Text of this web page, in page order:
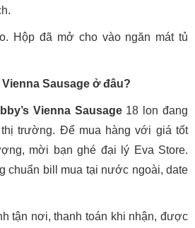
Hộp đã mở cho vào ngăn mát tủ
Vienna Sausage ở đâu?
Vienna Sausage 18 lon đang
trường. Để mua hàng với giá tốt
mời bạn ghé đại lý Eva Store.
chuẩn bill mua tại nước ngoài, date
tận nơi, thanh toán khi nhận, được